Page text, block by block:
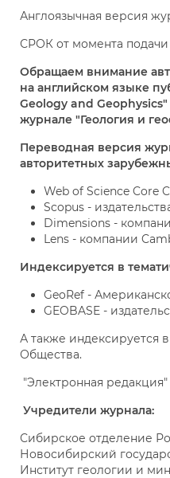
Англоязычная версия
СРОК от момента
Обращаем внимание
на английском языке
Geology and Geophysics"
журнале "Геология и
Переводная версия
авторитетных
Web of Science Core
Scopus -
Dimensions -
Lens - компании
Индексируется в
GeoRef -
GEOBASE -
А также индексируется
Общества.
"Электронная редакция"
Учредители журнала:
Сибирское отделение
Новосибирский
Институт геологии и